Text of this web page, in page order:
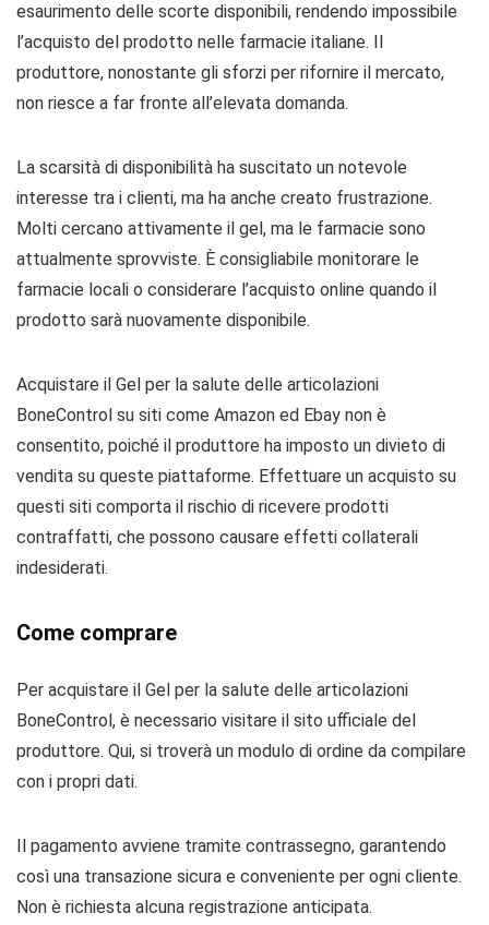
esaurimento delle scorte disponibili, rendendo impossibile
l’acquisto del prodotto nelle farmacie italiane. Il
produttore, nonostante gli sforzi per rifornire il mercato,
non riesce a far fronte all’elevata domanda.
La scarsità di disponibilità ha suscitato un notevole
interesse tra i clienti, ma ha anche creato frustrazione.
Molti cercano attivamente il gel, ma le farmacie sono
attualmente sprovviste. È consigliabile monitorare le
farmacie locali o considerare l’acquisto online quando il
prodotto sarà nuovamente disponibile.
Acquistare il Gel per la salute delle articolazioni
BoneControl su siti come Amazon ed Ebay non è
consentito, poiché il produttore ha imposto un divieto di
vendita su queste piattaforme. Effettuare un acquisto su
questi siti comporta il rischio di ricevere prodotti
contraffatti, che possono causare effetti collaterali
indesiderati.
Come comprare
Per acquistare il Gel per la salute delle articolazioni
BoneControl, è necessario visitare il sito ufficiale del
produttore. Qui, si troverà un modulo di ordine da compilare
con i propri dati.
Il pagamento avviene tramite contrassegno, garantendo
così una transazione sicura e conveniente per ogni cliente.
Non è richiesta alcuna registrazione anticipata.